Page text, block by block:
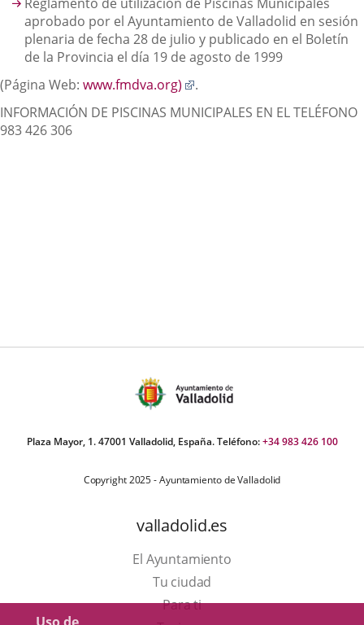
aprobado por el Ayuntamiento de Valladolid en sesión
plenaria de fecha 28 de julio y publicado en el Boletín
de la Provincia el día 19 de agosto de 1999
(Página Web: www.fmdva.org)
Enlace
una
.
INFORMACIÓN DE PISCINAS MUNICIPALES EN EL TELÉFONO
983 426 306
Plaza Mayor, 1. 47001 Valladolid, España. Teléfono:+34 983 426 100
Copyright 2025 - Ayuntamiento de Valladolid
valladolid.es
El Ayuntamiento
Tu ciudad
Para ti